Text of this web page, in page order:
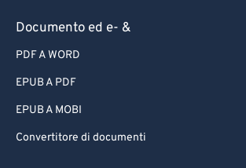
Documento ed e- &
PDF A WORD
EPUB A PDF
EPUB A MOBI
Convertitore di documenti